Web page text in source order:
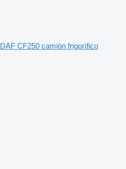
DAF CF250 camión frigorífico